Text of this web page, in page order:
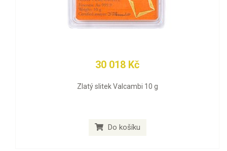
30 018 Kč
Zlatý slitek Valcambi 10 g
Do košíku